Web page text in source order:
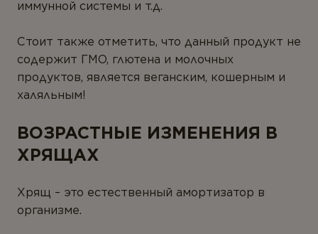
иммунной системы и т.д.
Стоит также отметить, что данный продукт не
содержит ГМО, глютена и молочных
продуктов, является веганским, кошерным и
халяльным!
ВОЗРАСТНЫЕ ИЗМЕНЕНИЯ В
ХРЯЩАХ
Хрящ – это естественный амортизатор в
организме.